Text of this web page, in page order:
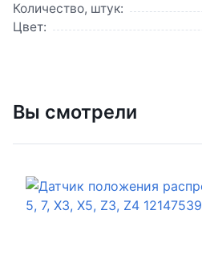
Количество, штук:
Цвет:
Вы смотрели